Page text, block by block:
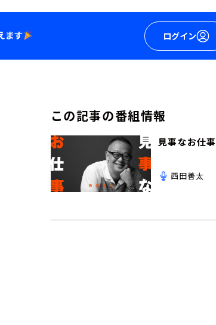
ログイン
この記事の番組情報
見事なお仕事
西田善太